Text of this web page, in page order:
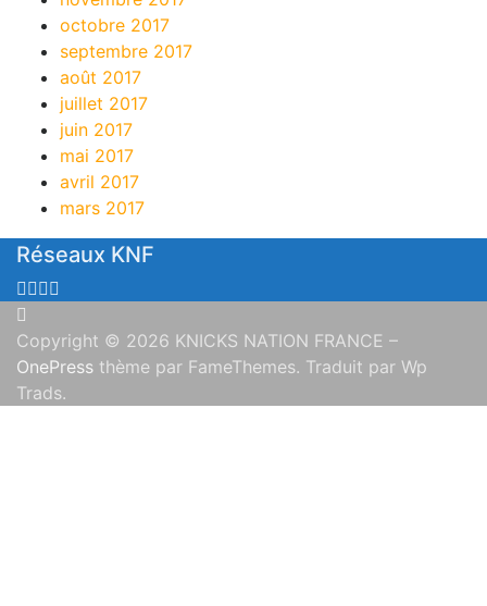
octobre 2017
septembre 2017
août 2017
juillet 2017
juin 2017
mai 2017
avril 2017
mars 2017
Réseaux KNF
Copyright © 2026 KNICKS NATION FRANCE –
OnePress thème par FameThemes. Traduit par Wp
Trads.